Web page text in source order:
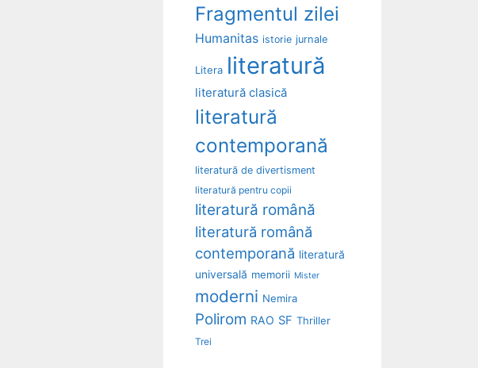
Fragmentul zilei
Humanitas istorie jurnale
Litera literatură
literatură clasică
literatură
contemporană
literatură de divertisment
literatură pentru copii
literatură română
literatură română
contemporană literatură
universală memorii Mister
moderni Nemira
Polirom RAO SF Thriller
Trei